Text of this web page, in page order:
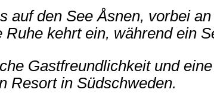
auf den See Åsnen, vorbei
kehrt ein, während ein
Gastfreundlichkeit und
Resort in Südschweden.